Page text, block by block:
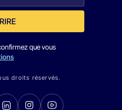
que vous
droits réservés.